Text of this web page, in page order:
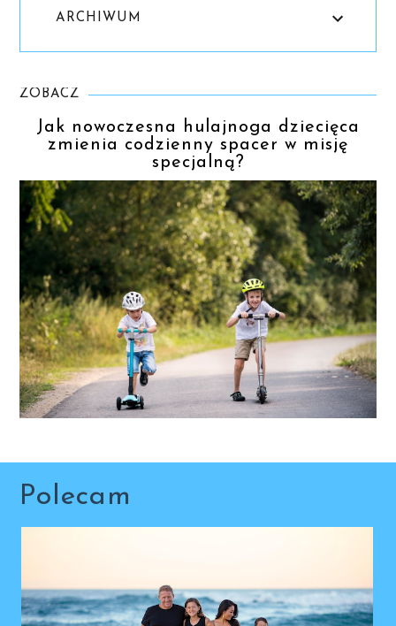
ARCHIWUM
ZOBACZ
Jak nowoczesna hulajnoga dziecięca
zmienia codzienny spacer w misję
specjalną?
Polecam